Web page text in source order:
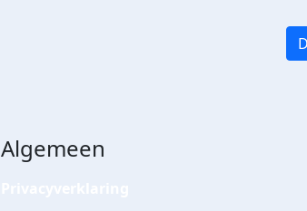
Algemeen